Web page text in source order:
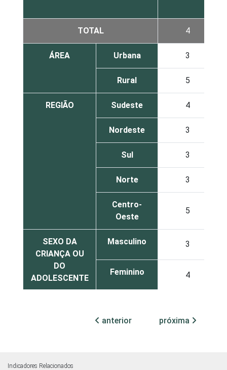
TOTAL 4
ÁREA Urbana 3
Rural 5
REGIÃO Sudeste 4
Nordeste 3
Sul 3
Norte 3
Centro-
Oeste
5
SEXO DA
CRIANÇA OU
DO
ADOLESCENTE
Masculino 3
Feminino 4
anterior próxima
Indicadores Relacionados